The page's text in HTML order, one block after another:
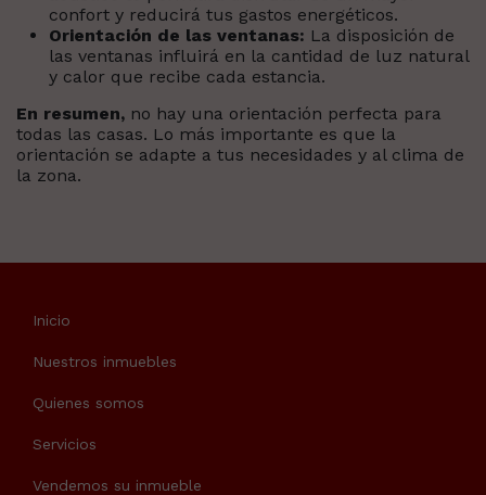
confort y reducirá tus gastos energéticos.
Orientación de las ventanas: La disposición de
las ventanas influirá en la cantidad de luz natural
y calor que recibe cada estancia.
En resumen, no hay una orientación perfecta para
todas las casas. Lo más importante es que la
orientación se adapte a tus necesidades y al clima de
la zona.
Inicio
Nuestros inmuebles
Quienes somos
Servicios
Vendemos su inmueble